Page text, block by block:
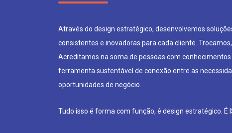
Através do design estratégico, desenvolvemos
consistentes e inovadoras para cada cliente.
Acreditamos na soma de pessoas com
ferramenta sustentável de conexão entre as
oportunidades de negócio.
Tudo isso é forma com função, é design estratégico. É